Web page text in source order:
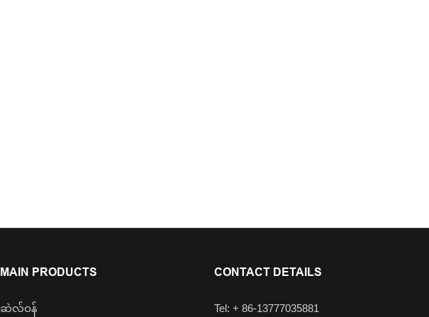
MAIN PRODUCTS
ဆဲလ်ဝန်
CONTACT DETAILS
Tel: + 86-13777035881